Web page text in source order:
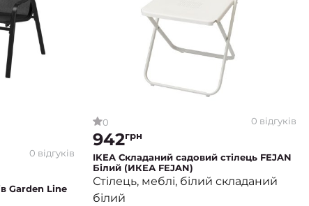
0 відгуків
Garden Line
0 0 відгуків
942грн
IKEA Складаний садовий стілець FEJAN
Білий (ИКЕА FEJAN)
Стілець, меблі, білий складаний
білий